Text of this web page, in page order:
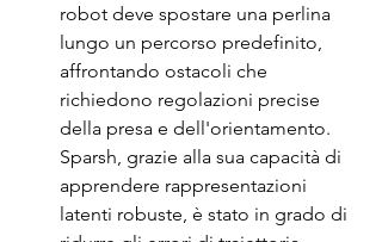
robot deve spostare una perlina
lungo un percorso predefinito,
affrontando ostacoli che
richiedono regolazioni precise
della presa e dell'orientamento.
Sparsh, grazie alla sua capacità di
apprendere rappresentazioni
latenti robuste, è stato in grado di